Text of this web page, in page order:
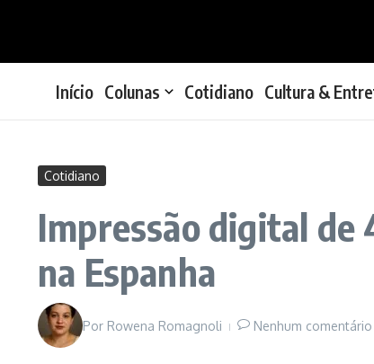
Início Colunas Cotidiano Cultura &
Cotidiano
Impressão digital de
na Espanha
Por Rowena Romagnoli Nenhum comentário